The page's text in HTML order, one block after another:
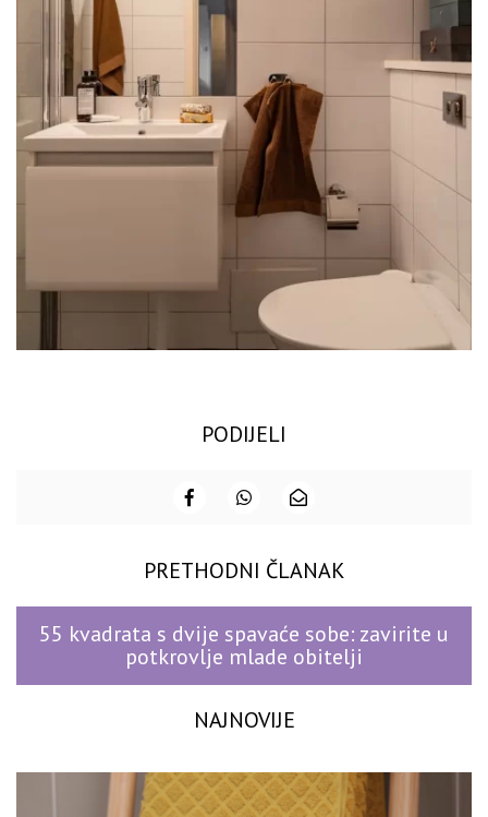
PODIJELI
PRETHODNI ČLANAK
55 kvadrata s dvije spavaće sobe: zavirite u
potkrovlje mlade obitelji
NAJNOVIJE